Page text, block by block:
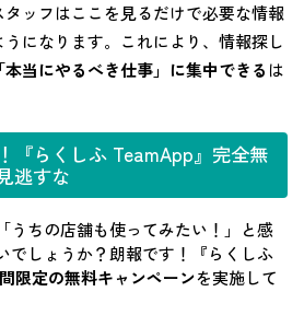
タッフはここを見るだけで必要な情報
になります。これにより、情報探し
「本当にやるべき仕事」に集中できる は
『らくしふ TeamApp』完全無
逃すな
うちの店舗も使ってみたい！」と感
でしょうか？朗報です！『らくしふ
限定の無料キャンペーンを実施して